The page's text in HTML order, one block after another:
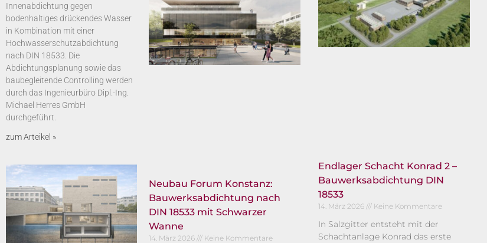
Innenabdichtung gegen
bodenhaltiges drückendes Wasser
in Kombination mit einer
Hochwasserschutzabdichtung
nach DIN 18533. Die
Abdichtungsplanung sowie das
baubegleitende Controlling werden
durch das Ingenieurbüro Dipl.-Ing.
Michael Herres GmbH
durchgeführt.
zum Arteikel »
Neubau Forum Konstanz:
Bauwerksabdichtung nach
DIN 18533 mit Schwarzer
Wanne
14. März 2026 Keine Kommentare
Endlager Schacht Konrad 2 –
Bauwerksabdichtung DIN
18533
14. März 2026 Keine Kommentare
In Salzgitter entsteht mit der
Schachtanlage Konrad das erste